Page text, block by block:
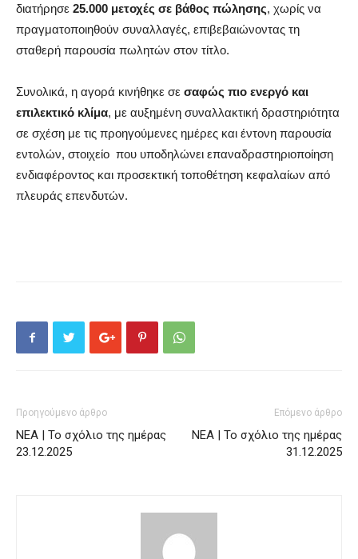
διατήρησε 25.000 μετοχές σε βάθος πώλησης, χωρίς να
πραγματοποιηθούν συναλλαγές, επιβεβαιώνοντας τη
σταθερή παρουσία πωλητών στον τίτλο.
Συνολικά, η αγορά κινήθηκε σε σαφώς πιο ενεργό και
επιλεκτικό κλίμα, με αυξημένη συναλλακτική δραστηριότητα
σε σχέση με τις προηγούμενες ημέρες και έντονη παρουσία
εντολών, στοιχείo που υποδηλώνει επαναδραστηριοποίηση
ενδιαφέροντος και προσεκτική τοποθέτηση κεφαλαίων από
πλευράς επενδυτών.
Προηγούμενο άρθρο
ΝΕΑ | Το σχόλιο της ημέρας
23.12.2025
Επόμενο άρθρο
ΝΕΑ | Το σχόλιο της ημέρας
31.12.2025